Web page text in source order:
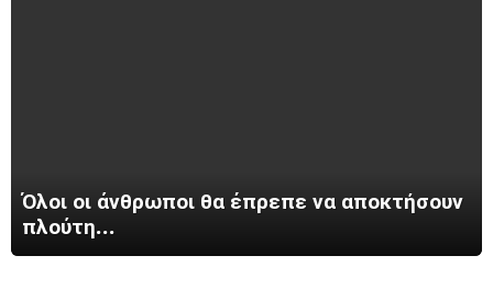
Όλοι οι άνθρωποι θα έπρεπε να αποκτήσουν
πλούτη…